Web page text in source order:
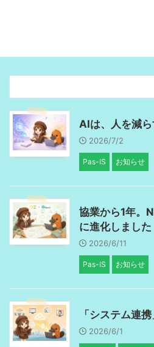
AIは、人を減
2026/7/2
Pas-IS お知らせ
協業から1年。
に進化しました
2026/6/11
Pas-IS お知らせ
「システム連
2026/6/1